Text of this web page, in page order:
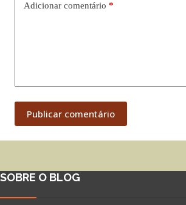
Adicionar comentário *
Publicar comentário
SOBRE O BLOG